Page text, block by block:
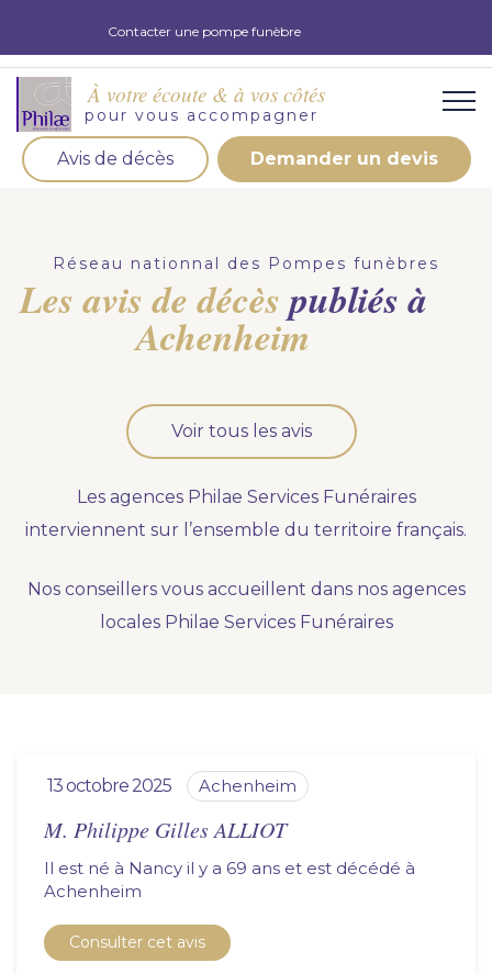
Contacter une pompe funèbre
À votre écoute & à vos côtés
pour vous accompagner
Avis de décès Demander un devis
d'obsèques, nos équipe s'engage à vous répondre
dans les meilleurs délais.
Demander un devis obsèques
Optez pour la prévoyance
Vous souhaitez anticiper vos obsèques et soulager
Nous vous accompagnons.
Nos produits en marbrerie
Réseau nationnal des Pompes funèbres
Les avis de décèspubliés à
Achenheim
Voir tous les avis
Les agences Philae Services Funéraires
interviennent sur l’ensemble du territoire français.
Nos conseillers vous accueillent dans nos agences
locales Philae Services Funéraires
13 octobre 2025 achenheim
M. Philippe Gilles ALLIOT
Il est né à Nancy il y a 69 ans et est décédé à
achenheim
Consulter cet avis